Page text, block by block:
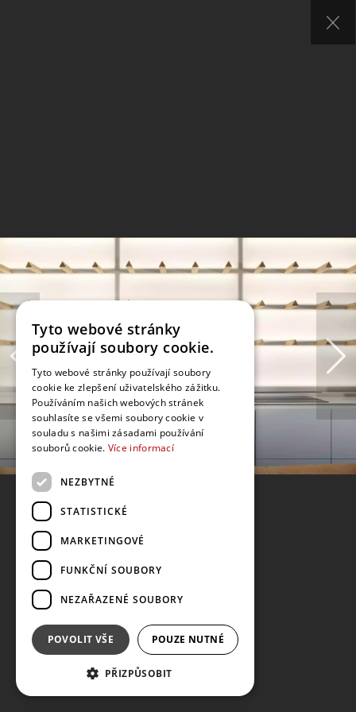
Tyto webové stránky
používají soubory cookie.
Tyto webové stránky používají soubory
cookie ke zlepšení uživatelského zážitku.
Používáním našich webových stránek
souhlasíte se všemi soubory cookie v
souladu s našimi zásadami používání
souborů cookie. Více informací
NEZBYTNÉ
STATISTICKÉ
MARKETINGOVÉ
FUNKČNÍ SOUBORY
NEZAŘAZENÉ SOUBORY
POVOLIT VŠE POUZE NUTNÉ
PŘIZPŮSOBIT